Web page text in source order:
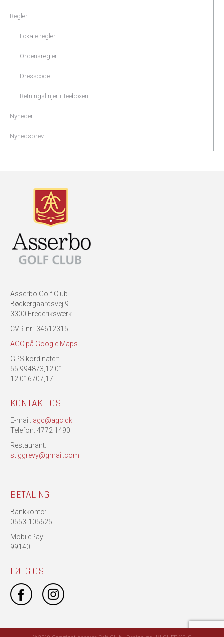
Regler
Lokale regler
Ordensregler
Dresscode
Retningslinjer i Teeboxen
Nyheder
Nyhedsbrev
Asserbo Golf Club
Bødkergaardsvej 9
3300 Frederiksværk.
CVR-nr.: 34612315
AGC på Google Maps
GPS kordinater:
55.994873,12.01
12.016707,17
KONTAKT OS
E-mail: agc@agc.dk
Telefon: 4772 1490
Restaurant:
stiggrevy@gmail.com
BETALING
Bankkonto:
0553-105625
MobilePay:
99140
FØLG OS